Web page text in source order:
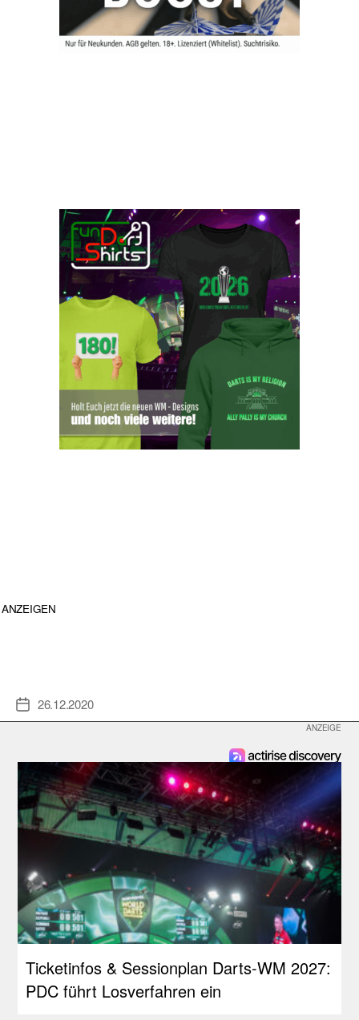
ANZEIGEN
Veröffentlichungsdatum
26.12.2020
Ticketinfos & Sessionplan Darts-WM 2027:
PDC führt Losverfahren ein